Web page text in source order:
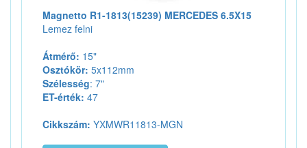
Magnetto R1-1813(15239) MERCEDES 6.5X15
Lemez felni
Átmérő: 15"
Osztókör: 5x112mm
Szélesség: 7"
ET-érték: 47
Cikkszám: YXMWR11813-MGN